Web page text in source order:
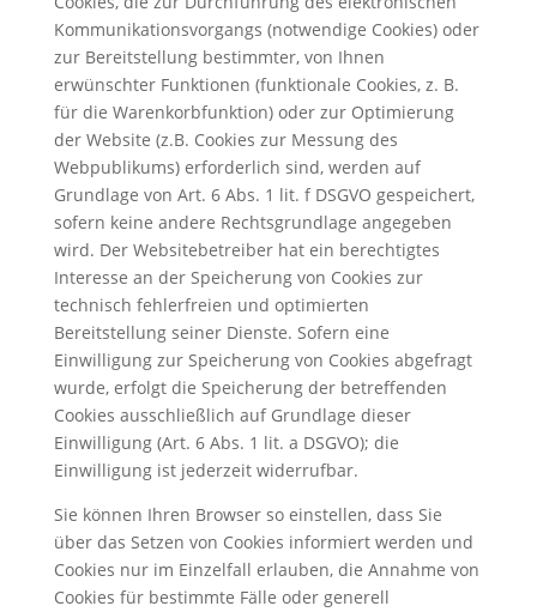
Kommunikationsvorgangs (notwendige Cookies) oder
zur Bereitstellung bestimmter, von Ihnen
erwünschter Funktionen (funktionale Cookies, z. B.
für die Warenkorbfunktion) oder zur Optimierung
der Website (z.B. Cookies zur Messung des
Webpublikums) erforderlich sind, werden auf
Grundlage von Art. 6 Abs. 1 lit. f DSGVO gespeichert,
sofern keine andere Rechtsgrundlage angegeben
wird. Der Websitebetreiber hat ein berechtigtes
Interesse an der Speicherung von Cookies zur
technisch fehlerfreien und optimierten
Bereitstellung seiner Dienste. Sofern eine
Einwilligung zur Speicherung von Cookies abgefragt
wurde, erfolgt die Speicherung der betreffenden
Cookies ausschließlich auf Grundlage dieser
Einwilligung (Art. 6 Abs. 1 lit. a DSGVO); die
Einwilligung ist jederzeit widerrufbar.
Sie können Ihren Browser so einstellen, dass Sie
über das Setzen von Cookies informiert werden und
Cookies nur im Einzelfall erlauben, die Annahme von
Cookies für bestimmte Fälle oder generell